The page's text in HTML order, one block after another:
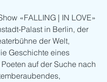
«FALLING | IN LOVE»
Palast in Berlin, der
der Welt,
Geschichte eines
auf der Suche nach